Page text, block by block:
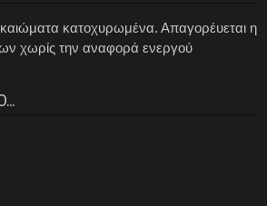
κατοχυρωμένα. Απαγορέυεται η
χωρίς την αναφορά ενεργού